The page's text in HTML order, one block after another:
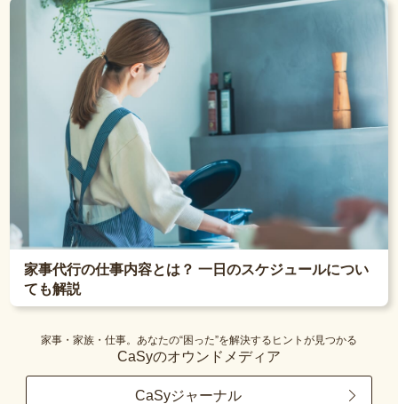
家事代行の仕事内容とは？ 一日のスケジュールについ
ても解説
家事・家族・仕事。あなたの“困った”を解決するヒントが見つかる
CaSyのオウンドメディア
CaSyジャーナル